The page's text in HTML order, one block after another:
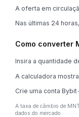
A oferta em
Nas últimas 24
Como converter
Insira a quantidade
A calculadora
Crie uma conta
A taxa de câmbio de
dados do mercado.